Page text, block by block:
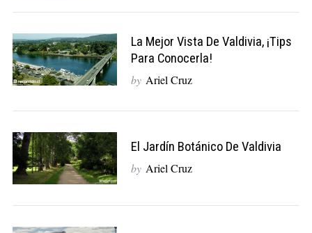
La Mejor Vista De Valdivia, ¡tips
Para Conocerla!
by Ariel Cruz
El Jardín Botánico De Valdivia
by Ariel Cruz